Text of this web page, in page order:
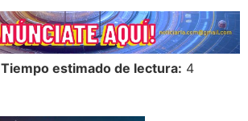
Tiempo estimado de lectura: 4